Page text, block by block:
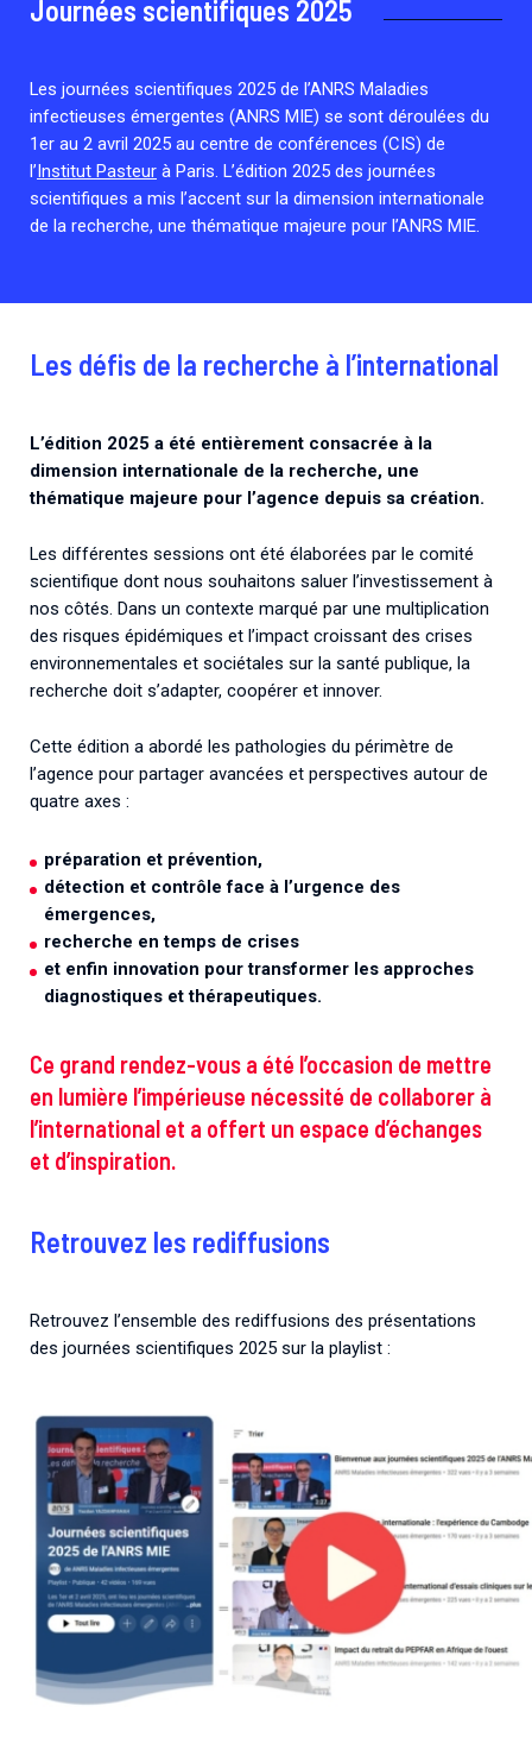
Journées scientifiques 2025
Les journées scientifiques 2025 de l’ANRS Maladies
infectieuses émergentes (ANRS MIE) se sont déroulées du
1er au 2 avril 2025 au centre de conférences (CIS) de
l’Institut Pasteur à Paris. L’édition 2025 des journées
scientifiques a mis l’accent sur la dimension internationale
de la recherche, une thématique majeure pour l’ANRS MIE.
Les défis de la recherche à l’international
L’édition 2025 a été entièrement consacrée à la
dimension internationale de la recherche, une
thématique majeure pour l’agence depuis sa création.
Les différentes sessions ont été élaborées par le comité
scientifique dont nous souhaitons saluer l’investissement à
nos côtés. Dans un contexte marqué par une multiplication
des risques épidémiques et l’impact croissant des crises
environnementales et sociétales sur la santé publique, la
recherche doit s’adapter, coopérer et innover.
Cette édition a abordé les pathologies du périmètre de
l’agence pour partager avancées et perspectives autour de
quatre axes :
préparation et prévention,
détection et contrôle face à l’urgence des
émergences,
recherche en temps de crises
et enfin innovation pour transformer les approches
diagnostiques et thérapeutiques.
Ce grand rendez-vous a été l’occasion de mettre
en lumière l’impérieuse nécessité de collaborer à
l’international et a offert un espace d’échanges
et d’inspiration.
Retrouvez les rediffusions
Retrouvez l’ensemble des rediffusions des présentations
des journées scientifiques 2025 sur la playlist :